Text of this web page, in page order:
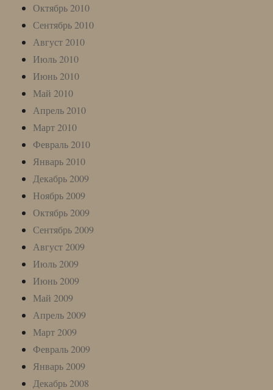
Октябрь 2010
Сентябрь 2010
Август 2010
Июль 2010
Июнь 2010
Май 2010
Апрель 2010
Март 2010
Февраль 2010
Январь 2010
Декабрь 2009
Ноябрь 2009
Октябрь 2009
Сентябрь 2009
Август 2009
Июль 2009
Июнь 2009
Май 2009
Апрель 2009
Март 2009
Февраль 2009
Январь 2009
Декабрь 2008